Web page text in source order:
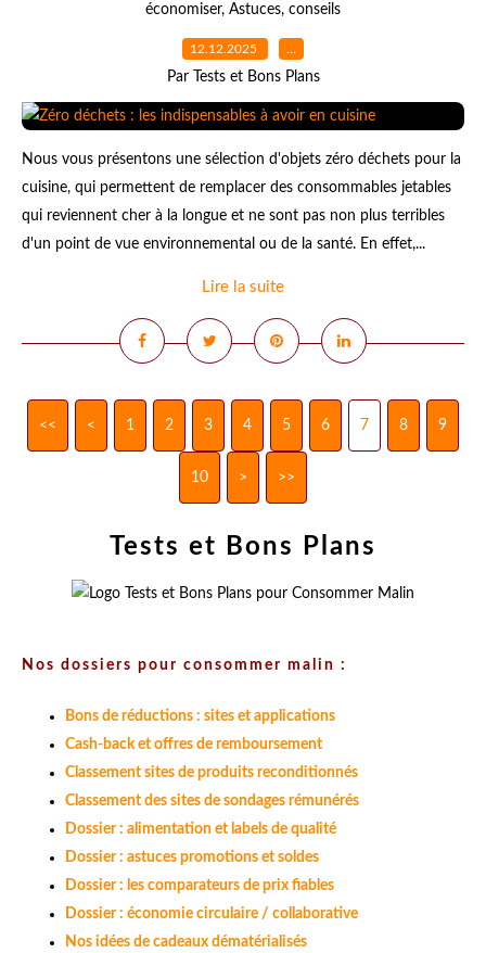
économiser, Astuces, conseils
12.12.2025 …
Par Tests et Bons Plans
Nous vous présentons une sélection d'objets zéro déchets pour la
cuisine, qui permettent de remplacer des consommables jetables
qui reviennent cher à la longue et ne sont pas non plus terribles
d'un point de vue environnemental ou de la santé. En effet,...
Lire la suite
<< < 1 2 3 4 5 6 7 8 9
10 20
30
> >>
Tests et Bons Plans
Nos dossiers pour consommer malin :
Bons de réductions : sites et applications
Cash-back et offres de remboursement
Classement sites de produits reconditionnés
Classement des sites de sondages rémunérés
Dossier : alimentation et labels de qualité
Dossier : astuces promotions et soldes
Dossier : les comparateurs de prix fiables
Dossier : économie circulaire / collaborative
Nos idées de cadeaux dématérialisés